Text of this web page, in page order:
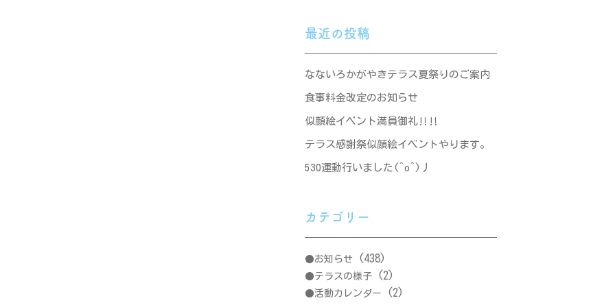
最近の投稿
なないろかがやきテラス夏祭りのご案内
食事料金改定のお知らせ
似顔絵イベント満員御礼‼‼
テラス感謝祭似顔絵イベントやります。
530運動行いました(^o^)丿
カテゴリー
お知らせ (438)
テラスの様子 (2)
活動カレンダー (2)